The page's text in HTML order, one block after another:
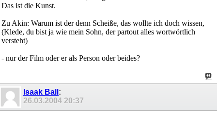
Das ist die Kunst.
Zu Akin: Warum ist der denn Scheiße, das wollte ich doch wissen,
(Klede, du bist ja wie mein Sohn, der partout alles wortwörtlich
versteht)
- nur der Film oder er als Person oder beides?
Isaak Ball :
26.03.2004 20:37